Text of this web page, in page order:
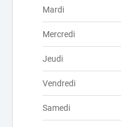
Mardi
Mercredi
Jeudi
Vendredi
Samedi